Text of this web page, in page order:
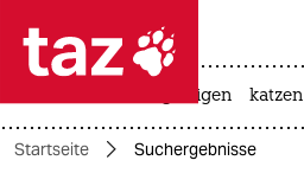
 taz zahl ich
taz zahl ich
bergsteigen katzen
Startseite Suchergebnisse